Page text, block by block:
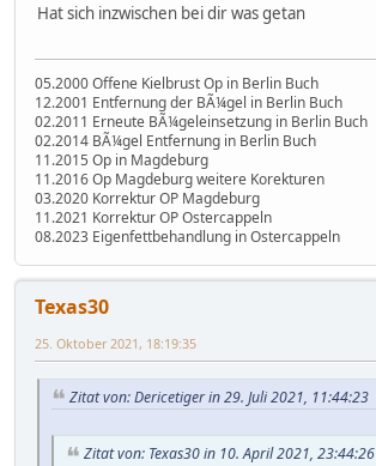
Hat sich inzwischen bei dir was getan
05.2000 Offene Kielbrust Op in Berlin Buch
12.2001 Entfernung der BÃ¼gel in Berlin Buch
02.2011 Erneute BÃ¼geleinsetzung in Berlin Buch
02.2014 BÃ¼gel Entfernung in Berlin Buch
11.2015 Op in Magdeburg
11.2016 Op Magdeburg weitere Korekturen
03.2020 Korrektur OP Magdeburg
11.2021 Korrektur OP Ostercappeln
08.2023 Eigenfettbehandlung in Ostercappeln
Texas30
25. Oktober 2021, 18:19:35
Zitat von: Dericetiger in 29. Juli 2021, 11:44:23
Zitat von: Texas30 in 10. April 2021, 23:44:26